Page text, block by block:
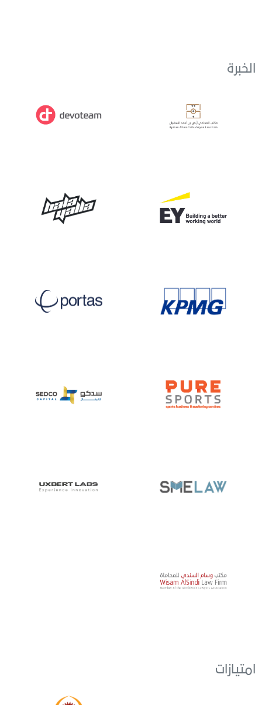
الخبرة
امتيازات